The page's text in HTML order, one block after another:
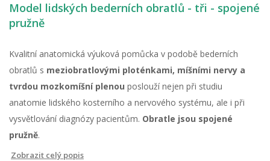
Model lidských bederních obratlů - tři - spojené
pružně
Kvalitní anatomická výuková pomůcka v podobě bederních
obratlů s meziobratlovými ploténkami, míšními nervy a
tvrdou mozkomíšní plenou poslouží nejen při studiu
anatomie lidského kosterního a nervového systému, ale i při
vysvětlování diagnózy pacientům. Obratle jsou spojené
pružně.
Zobrazit celý popis